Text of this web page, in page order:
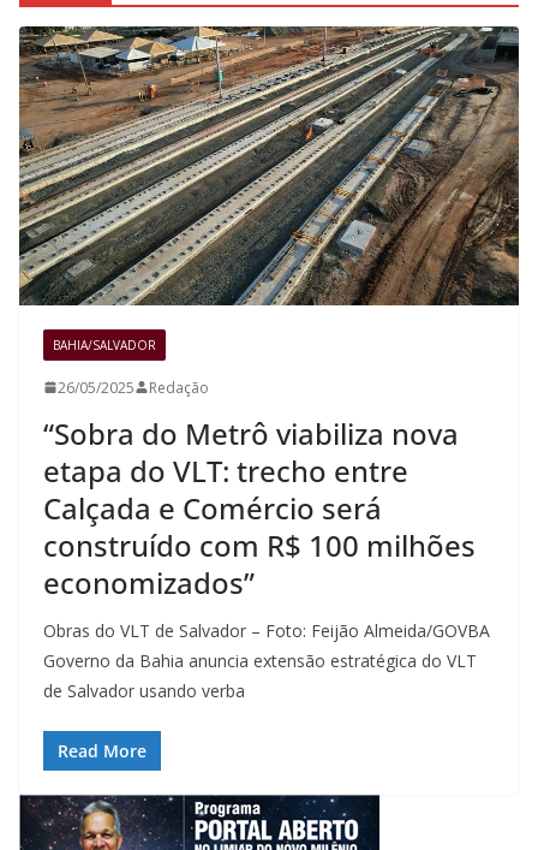
BAHIA/SALVADOR
26/05/2025 Redação
“Sobra do Metrô viabiliza nova
etapa do VLT: trecho entre
Calçada e Comércio será
construído com R$ 100 milhões
economizados”
Obras do VLT de Salvador – Foto: Feijão Almeida/GOVBA
Governo da Bahia anuncia extensão estratégica do VLT
de Salvador usando verba
Read More